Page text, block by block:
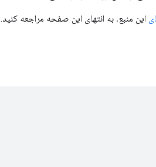
این منبع، به انتهای این صفحه مراجعه کنید.